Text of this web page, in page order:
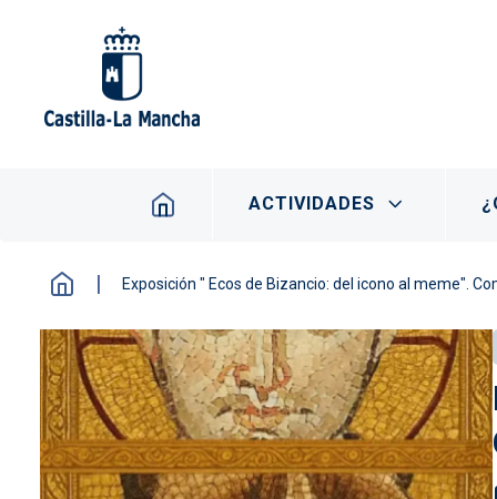
Navegación principal
ACTIVIDADES
Exposición " Ecos de Bizancio: del icono al meme".